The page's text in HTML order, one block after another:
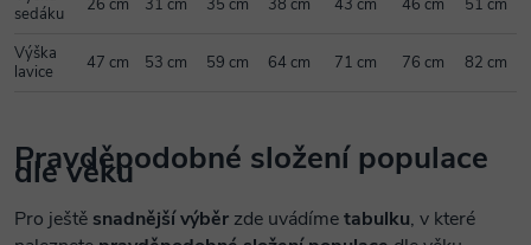
sedáku
26 cm 31 cm 35 cm 38 cm 43 cm 46 cm 51 cm
Výška
lavice
47 cm 53 cm 59 cm 64 cm 71 cm 76 cm 82 cm
Pravděpodobné složení populace
dle věku
Pro ještě snadnější výběr zde uvádímetabulku, v které